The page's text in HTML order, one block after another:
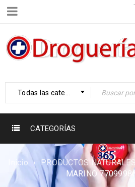
Todas las categorías
CATEGORÍAS
Inicio › PRODUCTOS NATURALES
MARINO